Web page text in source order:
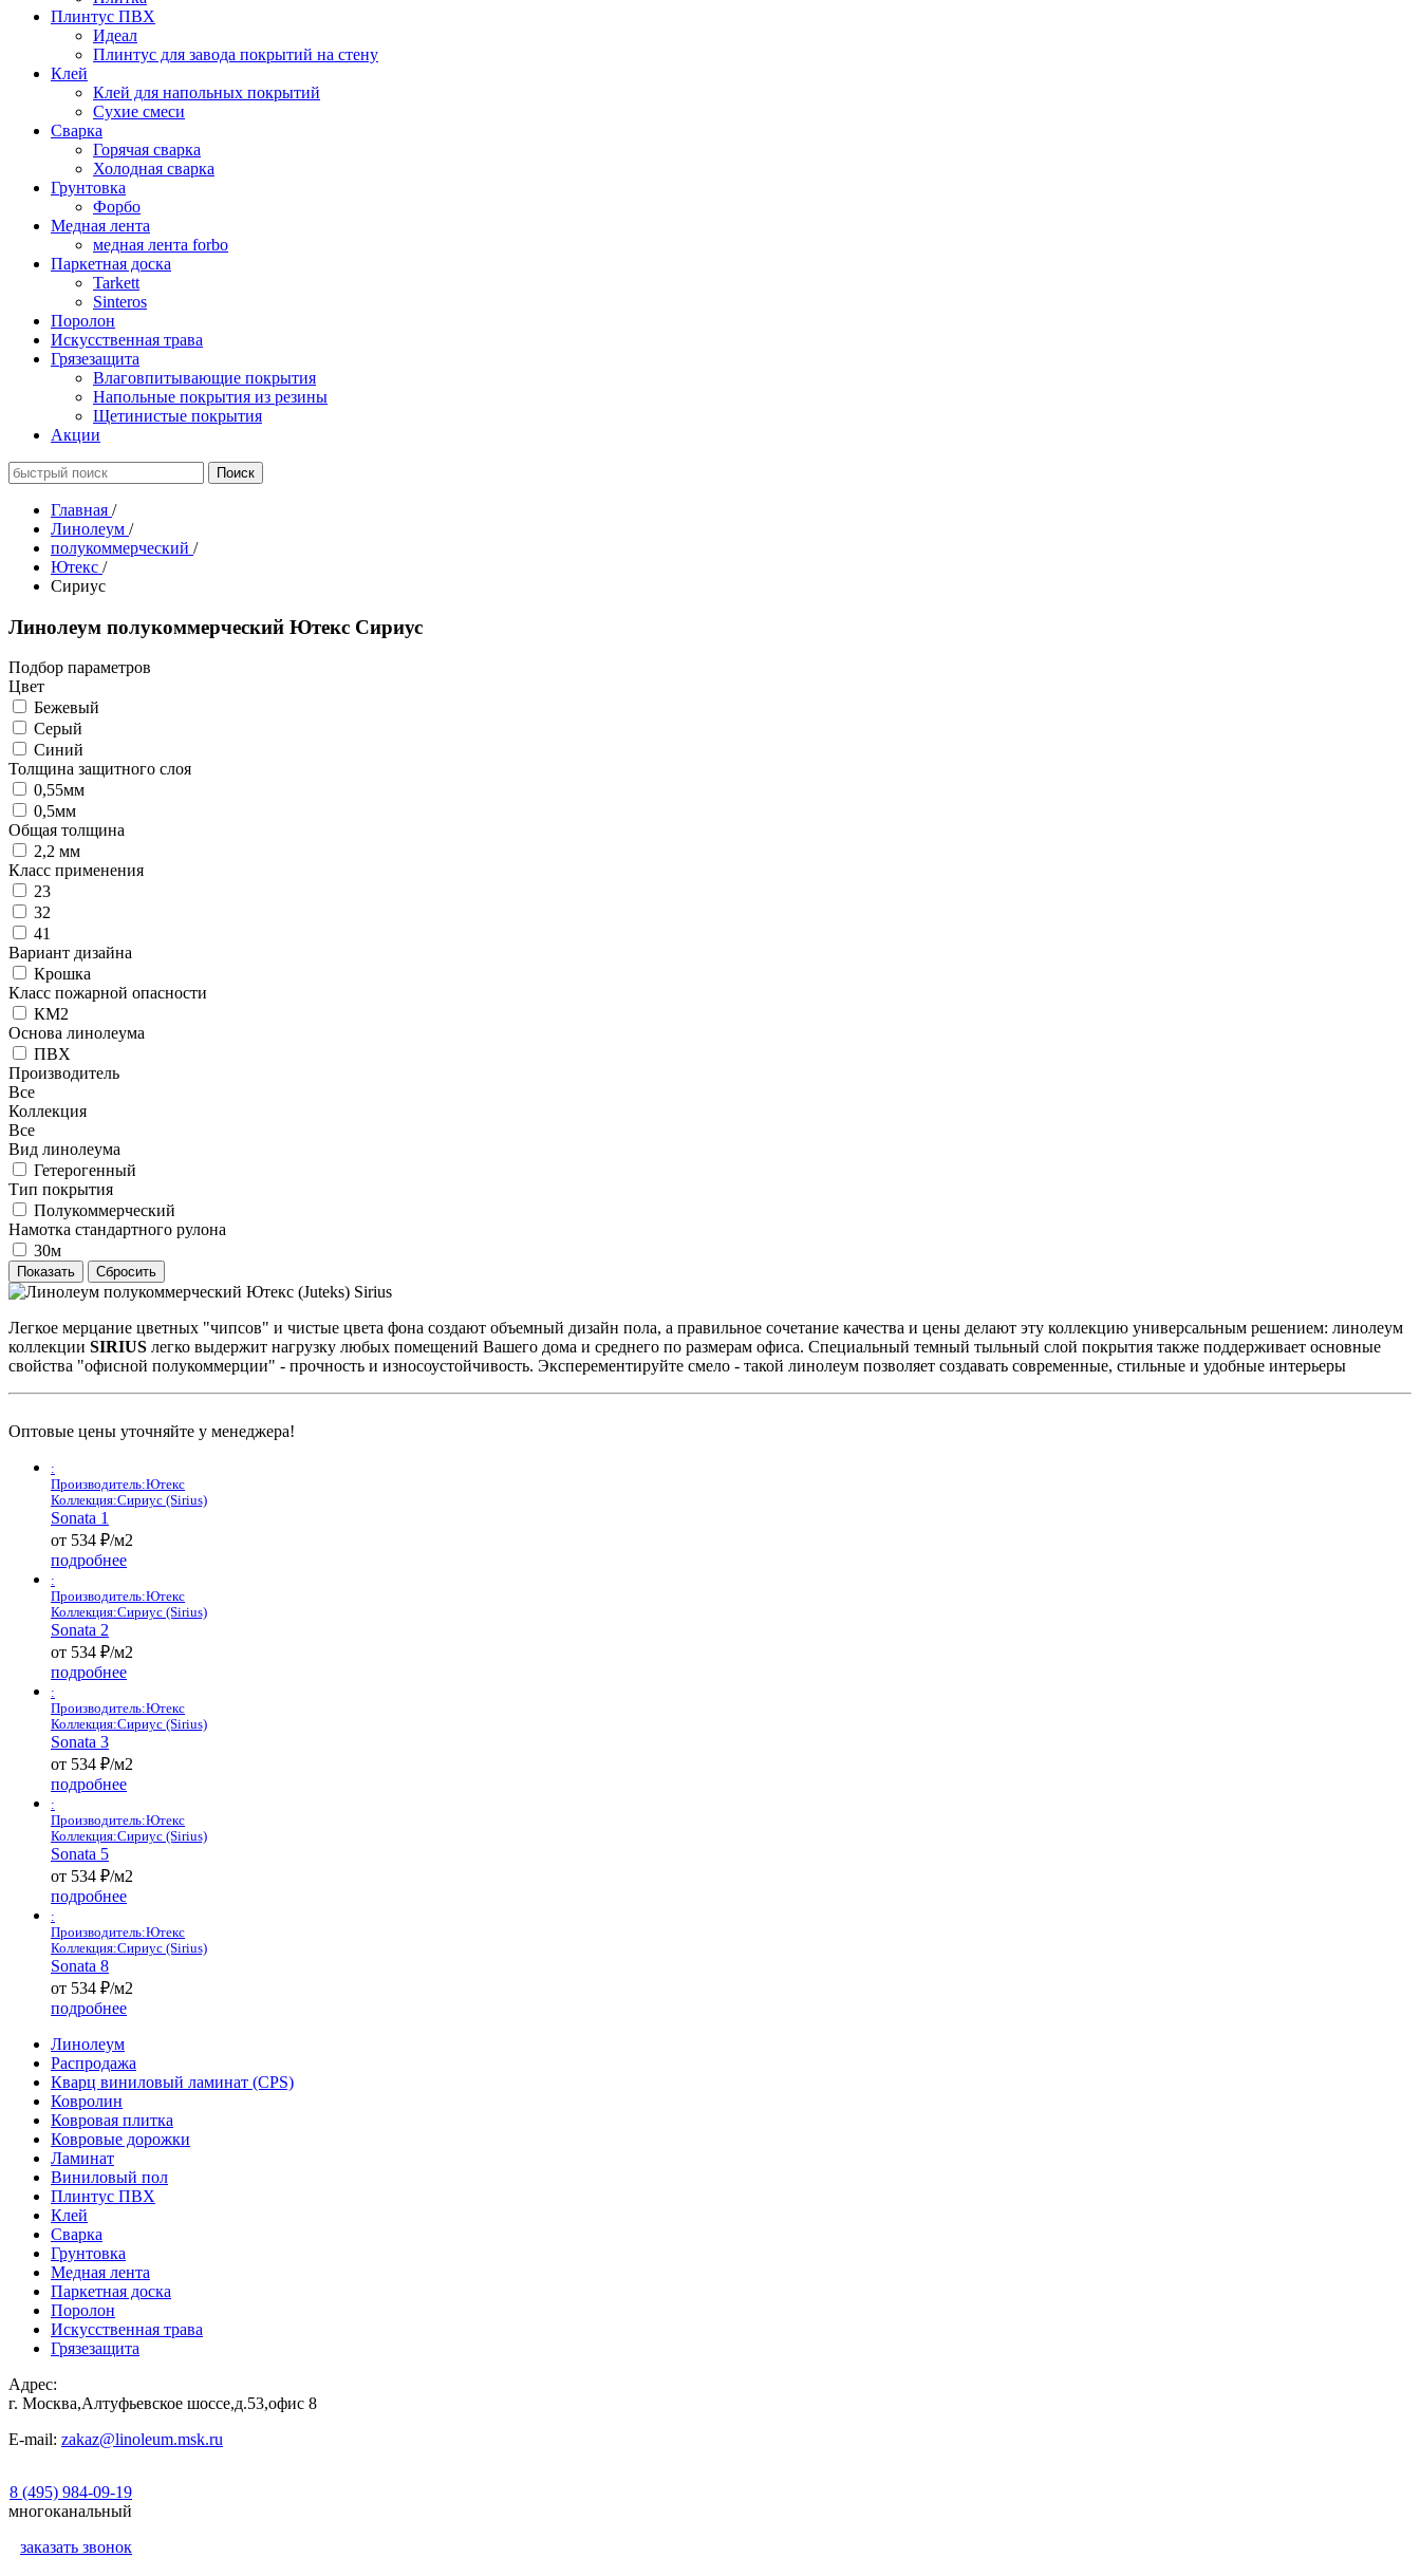
Плинтус ПВХ
Идеал
Плинтус для завода покрытий на стену
Клей
Клей для напольных покрытий
Сухие смеси
Сварка
Горячая сварка
Холодная сварка
Грунтовка
Форбо
Медная лента
медная лента forbo
Паркетная доска
Tarkett
Sinteros
Поролон
Искусственная трава
Грязезащита
Влаговпитывающие покрытия
Напольные покрытия из резины
Щетинистые покрытия
Акции
Главная /
Линолеум /
полукоммерческий /
Ютекс /
Сириус
Линолеум полукоммерческий Ютекс Сириус
Подбор параметров
Цвет
Бежевый
Серый
Синий
Толщина защитного слоя
0,55мм
0,5мм
Общая толщина
2,2 мм
Класс применения
23
32
41
Вариант дизайна
Крошка
Класс пожарной опасности
КМ2
Основа линолеума
ПВХ
Производитель
Все
Коллекция
Все
Вид линолеума
Гетерогенный
Тип покрытия
Полукоммерческий
Намотка стандартного рулона
30м
Легкое мерцание цветных "чипсов" и чистые цвета фона создают объемный дизайн пола, а правильное сочетание качества и цены делают эту коллекцию универсальным решением: линолеум
коллекции SIRIUS легко выдержит нагрузку любых помещений Вашего дома и среднего по размерам офиса. Специальный темный тыльный слой покрытия также поддерживает основные
свойства "офисной полукоммерции" - прочность и износоустойчивость. Эксперементируйте смело - такой линолеум позволяет создавать современные, стильные и удобные интерьеры
Оптовые цены уточняйте у менеджера!
:
Производитель:Ютекс
Коллекция:Сириус (Sirius)
Sonata 1
от 534 ₽/м2
подробнее
:
Производитель:Ютекс
Коллекция:Сириус (Sirius)
Sonata 2
от 534 ₽/м2
подробнее
:
Производитель:Ютекс
Коллекция:Сириус (Sirius)
Sonata 3
от 534 ₽/м2
подробнее
:
Производитель:Ютекс
Коллекция:Сириус (Sirius)
Sonata 5
от 534 ₽/м2
подробнее
:
Производитель:Ютекс
Коллекция:Сириус (Sirius)
Sonata 8
от 534 ₽/м2
подробнее
Линолеум
Распродажа
Кварц виниловый ламинат (CPS)
Ковролин
Ковровая плитка
Ковровые дорожки
Ламинат
Виниловый пол
Плинтус ПВХ
Клей
Сварка
Грунтовка
Медная лента
Паркетная доска
Поролон
Искусственная трава
Грязезащита
Адрес:
г. Москва,Алтуфьевское шоссе,д.53,офис 8
E-mail: zakaz@linoleum.msk.ru
8 (495) 984-09-19
многоканальный
заказать звонок